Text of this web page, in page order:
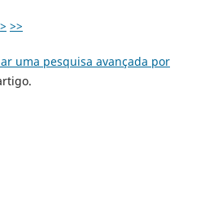
> >>
uma pesquisa avançada por